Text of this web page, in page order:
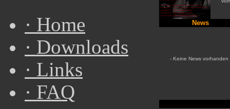
· Home
· Downloads
· Links
· FAQ
News
- Keine News vorhanden